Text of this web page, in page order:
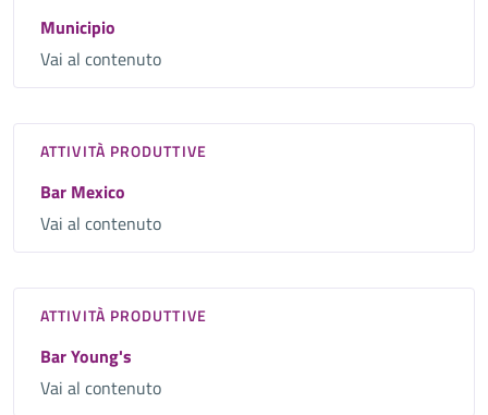
Municipio
Vai al contenuto
ATTIVITÀ PRODUTTIVE
Bar Mexico
Vai al contenuto
ATTIVITÀ PRODUTTIVE
Bar Young's
Vai al contenuto